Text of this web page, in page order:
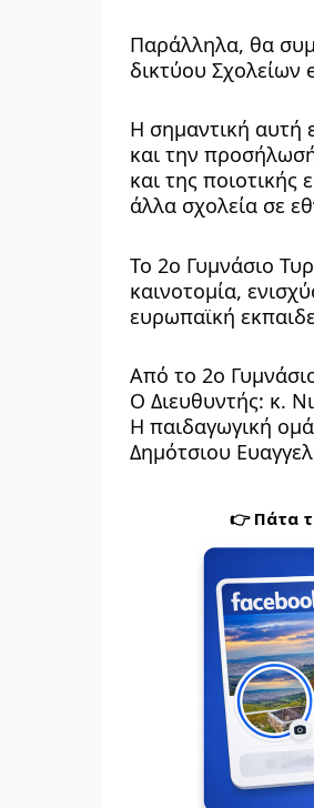
Παράλληλα, θα
δικτύου Σχολείων
Η σημαντική αυτή
και την
και της
άλλα σχολεία σε
Το 2ο Γυμνάσιο
καινοτομία,
ευρωπαϊκή
Από το 2ο
Ο Διευθυντής: κ.
Η παιδαγωγική
Δημότσιου
👉 Πάτα